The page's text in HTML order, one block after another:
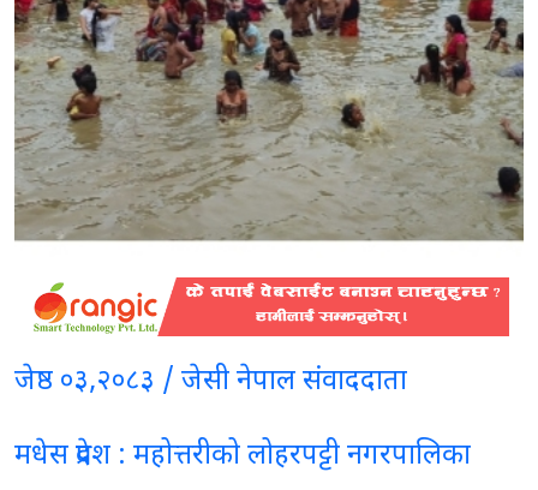
जेष्ठ ०३,२०८३ / जेसी नेपाल संवाददाता
मधेस प्रदेश : महोत्तरीको लोहरपट्टी नगरपालिका